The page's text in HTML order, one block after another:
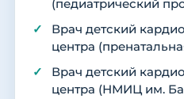
(педиатрический
Врач детский
центра
Врач детский
центра (НМИЦ им.